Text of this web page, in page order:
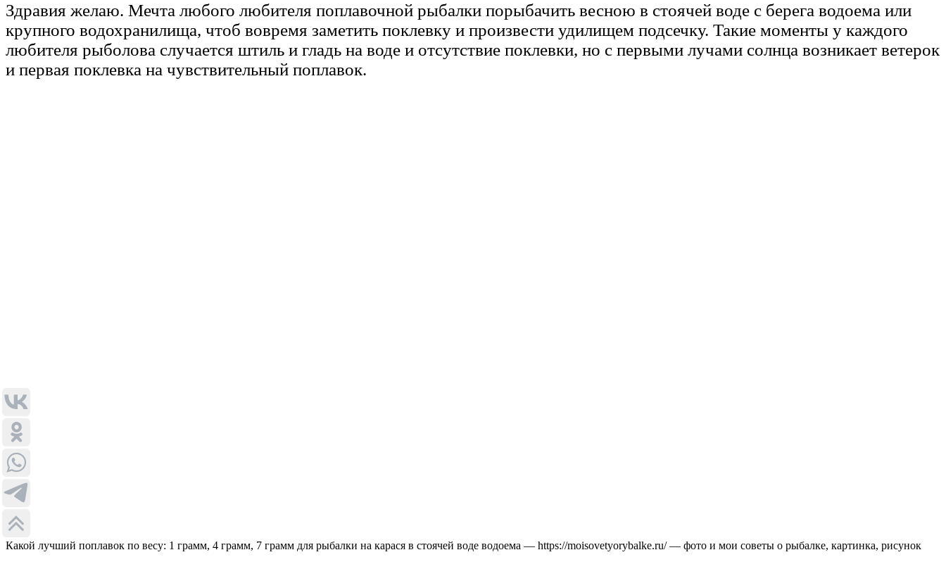
Здравия желаю. Мечта любого любителя поплавочной рыбалки порыбачить весною в стоячей воде с берега водоема или
крупного водохранилища, чтоб вовремя заметить поклевку и произвести удилищем подсечку. Такие моменты у каждого
любителя рыболова случается штиль и гладь на воде и отсутствие поклевки, но с первыми лучами солнца возникает ветерок
и первая поклевка на чувствительный поплавок.
Какой лучший поплавок по весу: 1 грамм, 4 грамм, 7 грамм для рыбалки на карася в стоячей воде водоема — https://moisovetyorybalke.ru/ — фото и мои советы о рыбалке, картинка, рисунок